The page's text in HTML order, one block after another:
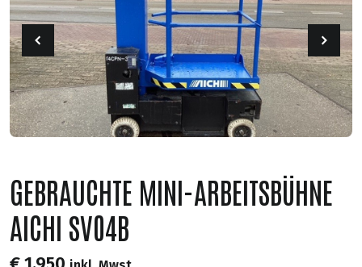
GEBRAUCHTE MINI-ARBEITSBÜHNE
AICHI SV04B